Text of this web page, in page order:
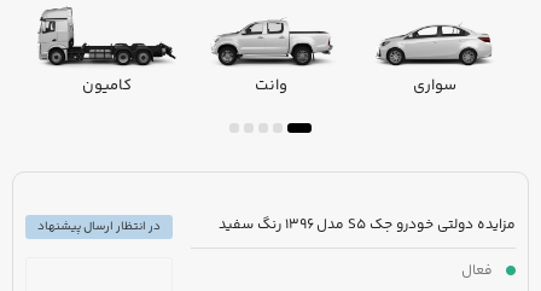
سواری وانت کامیون
مزایده دولتی خودرو جک S5 مدل 1396 رنگ سفید
فعال
در انتظار ارسال پیشنهاد